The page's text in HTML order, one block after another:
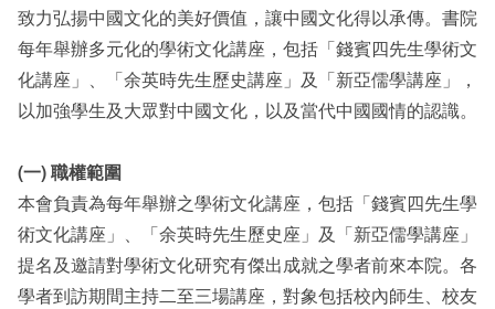
致力弘揚中國文化的美好價值，讓中國文化得以承傳。書院
每年舉辦多元化的學術文化講座，包括「錢賓四先生學術文
化講座」、「余英時先生歷史講座」及「新亞儒學講座」，
以加強學生及大眾對中國文化，以及當代中國國情的認識。
(一) 職權範圍
本會負責為每年舉辦之學術文化講座，包括「錢賓四先生學
術文化講座」、「余英時先生歷史座」及「新亞儒學講座」
提名及邀請對學術文化研究有傑出成就之學者前來本院。各
學者到訪期間主持二至三場講座，對象包括校內師生、校友